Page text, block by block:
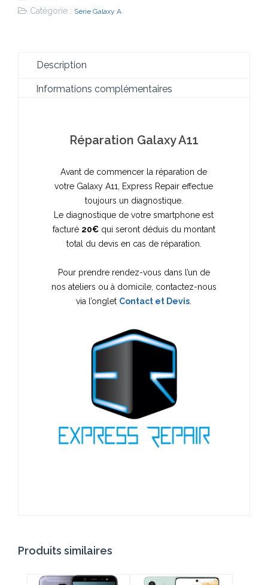
Catégorie : Série Galaxy A
Description
Informations complémentaires
Réparation Galaxy A11
Avant de commencer la réparation de
votre Galaxy A11, Express Repair effectue
toujours un diagnostique.
Le diagnostique de votre smartphone est
facturé 20€qui seront déduis du montant
total du devis en cas de réparation.
Pour prendre rendez-vous dans l’un de
nos ateliers ou à domicile, contactez-nous
via l’onglet Contact et Devis
Produits similaires